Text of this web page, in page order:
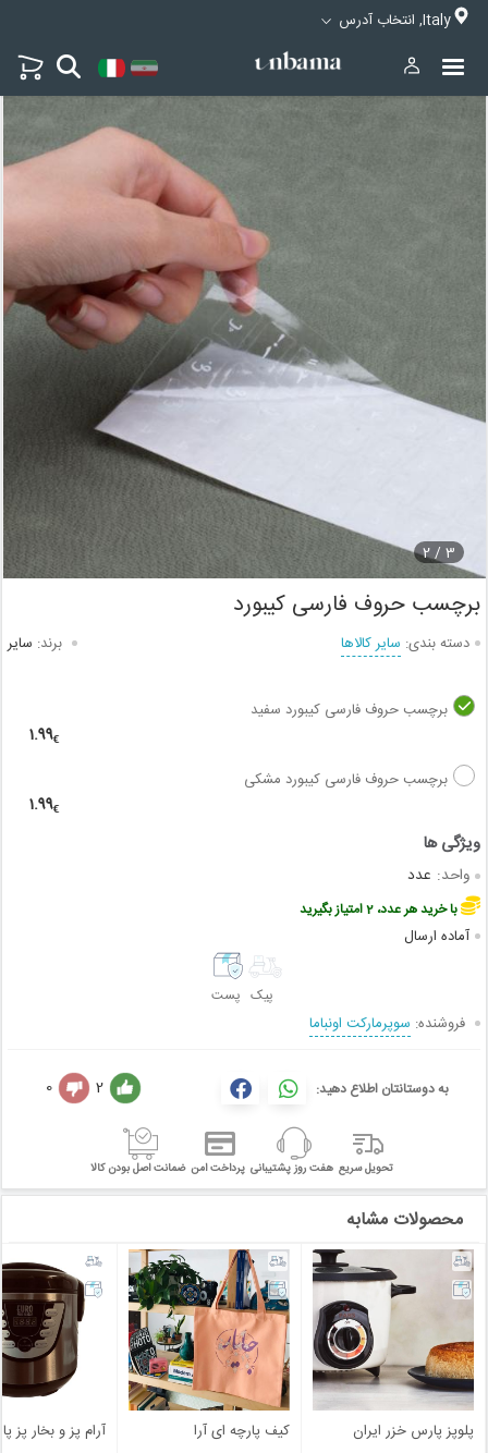
Italy, انتخاب آدرس
3 /
2
برچسب حروف فارسی کیبورد
دسته بندی: سایر کالاها برند: سایر
برچسب حروف فارسی کیبورد سفید
1.99€
برچسب حروف فارسی کیبورد مشکی
1.99€
واحد: عدد
با خرید هر عدد، 2 امتیاز بگیرید
آماده ارسال
پیک پست
فروشنده: سوپرمارکت اونباما
به دوستانتان اطلاع دهید: 2
0
تحویل سریع هفت روز پشتیبانی پرداخت امن ضمانت اصل بودن کالا
محصولات مشابه
پلوپز پارس خزر ایران کیف پارچه ای آرا آرام پز و بخار پز